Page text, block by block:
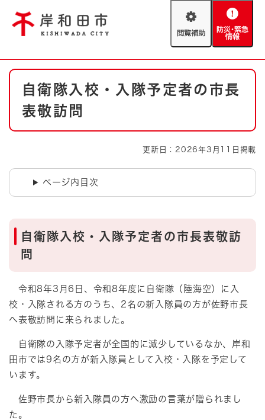
閲
助
防
緊
情
やさしい日本語
防災・緊急情報 救急・消防
ハザードマップ
本
自衛隊入校・入隊予定者の市長
表敬訪問
更新日：2026年3月11日掲載
ページ内目次
自衛隊入校・入隊予定者の市長表敬訪
問
令和8年3月6日、令和8年度に自衛隊（陸海空）に入
校・入隊される方のうち、2名の新入隊員の方が佐野市長
へ表敬訪問に来られました。
自衛隊の入隊予定者が全国的に減少しているなか、岸和
田市では9名の方が新入隊員として入校・入隊を予定して
います。
佐野市長から新入隊員の方へ激励の言葉が贈られまし
た。